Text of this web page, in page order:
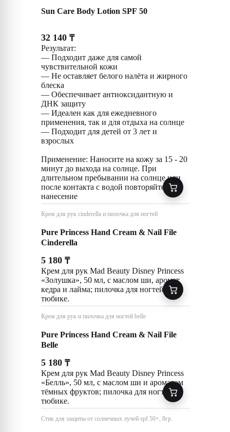
Sun Care Body Lotion SPF 50
32 140 ₸
Результат:
— Подходит даже для самой
чувствительной кожи
— Не оставляет белого налёта и жирного
блеска
— Обеспечивает антиоксидантную и
ДНК защиту
— Идеален как для ежедневного
применения, так и для отдыха на солнце
— Подходит для детей от 3 лет и
взрослых
Применение: Наносите на кожу за 15 - 20
минут до выхода на солнце. При
длительном пребывании на солнце или
после контакта с водой повторяйте
нанесение
Крем для рук cinderella и пилочка для ногтей
Pure Princess Hand Cream & Nail File
Cinderella
5 180 ₸
Крем для рук Mad Beauty Disney Princess
«Золушка», 50 мл, с маслом ши, аромат
кедра и лайма; пилочка для ногтей на
тюбике.
Крем для рук и пилочка для ногтей belle
Pure Princess Hand Cream & Nail File
Belle
5 180 ₸
Крем для рук Mad Beauty Disney Princess
«Белль», 50 мл, с маслом ши и ароматом
тёмных фруктов; пилочка для ногтей на
тюбике.
Стик для защиты от солнечных лучей spf 50+, 8гр.